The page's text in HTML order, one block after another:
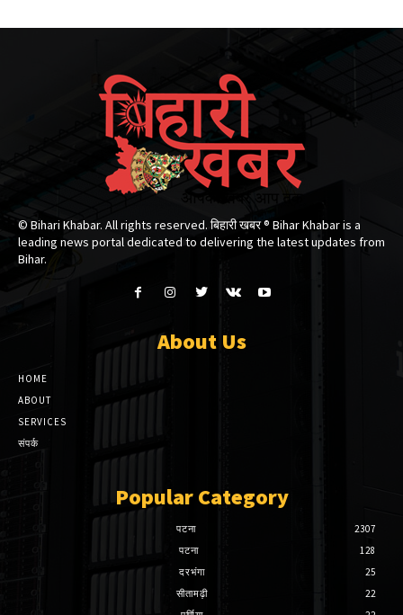
© Bihari Khabar. All rights reserved. बिहारी खबर ®​ Bihar Khabar is a
leading news portal dedicated to delivering the latest updates from
Bihar.
About Us
HOME
ABOUT
SERVICES
संपर्क
Popular Category
पटना
2307
पटना
128
दरभंगा
25
सीतामढ़ी
22